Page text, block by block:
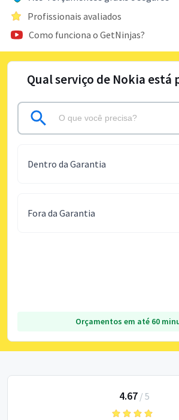
Profissionais avaliados
Como funciona o GetNinjas?
Qual serviço de Nokia está
Dentro da Garantia
Fora da Garantia
Orçamentos em até 60
4.67/ 5